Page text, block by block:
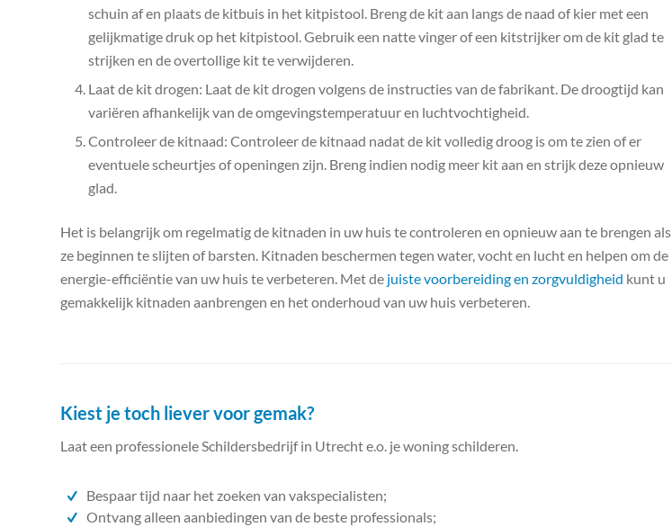
schuin af en plaats de kitbuis in het kitpistool. Breng de kit aan langs de naad of kier met een
gelijkmatige druk op het kitpistool. Gebruik een natte vinger of een kitstrijker om de kit glad te
strijken en de overtollige kit te verwijderen.
Laat de kit drogen: Laat de kit drogen volgens de instructies van de fabrikant. De droogtijd kan
variëren afhankelijk van de omgevingstemperatuur en luchtvochtigheid.
Controleer de kitnaad: Controleer de kitnaad nadat de kit volledig droog is om te zien of er
eventuele scheurtjes of openingen zijn. Breng indien nodig meer kit aan en strijk deze opnieuw
glad.
Het is belangrijk om regelmatig de kitnaden in uw huis te controleren en opnieuw aan te brengen als
ze beginnen te slijten of barsten. Kitnaden beschermen tegen water, vocht en lucht en helpen om de
energie-efficiëntie van uw huis te verbeteren. Met de juiste voorbereiding en zorgvuldigheid kunt u
gemakkelijk kitnaden aanbrengen en het onderhoud van uw huis verbeteren.
Kiest je toch liever voor gemak?
Laat een professionele Schildersbedrijf in Utrecht e.o. je woning schilderen.
Bespaar tijd naar het zoeken van vakspecialisten;
Ontvang alleen aanbiedingen van de beste professionals;